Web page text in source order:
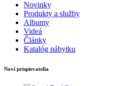
Novinky
Produkty a služby
Albumy
Videá
Články
Katalóg nábytku
Noví prispievatelia